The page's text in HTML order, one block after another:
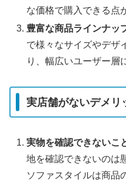
な価格で購入できる点
豊富な商品ラインナッ
で様々なサイズやデザ
り、幅広いユーザー層
実店舗がないデメリ
実物を確認できないこ
地を確認できないのは
ソファスタイルは商品